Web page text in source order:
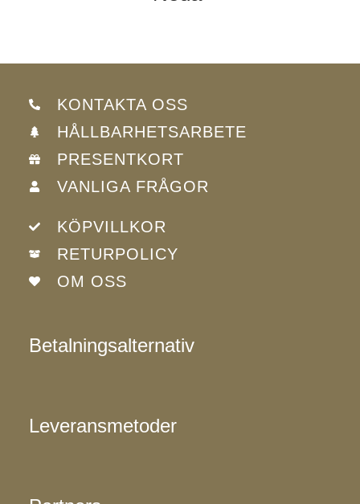
KONTAKTA OSS
HÅLLBARHETSARBETE
PRESENTKORT
VANLIGA FRÅGOR
KÖPVILLKOR
RETURPOLICY
OM OSS
Betalningsalternativ
Leveransmetoder